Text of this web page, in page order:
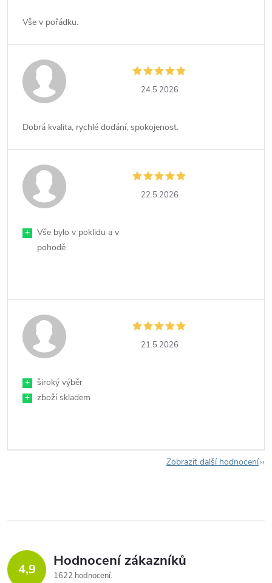
Vše v pořádku.
24.5.2026
Dobrá kvalita, rychlé dodání, spokojenost.
22.5.2026
+
Vše bylo v poklidu a v
pohodě
21.5.2026
+
široký výběr
+
zboží skladem
Zobrazit další hodnocení
4,9 Hodnocení zákazníků
1622 hodnocení